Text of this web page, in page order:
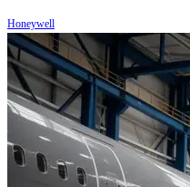
Honeywell